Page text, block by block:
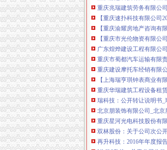
【重庆速扑科技有限公司
【重庆渝耀房地产咨询有
【重庆市光伦物资有限公
广东煌烨建设工程有限公
重庆市蜀都汽车运输有限
重庆建设摩托车经销有限
【上海瑞亨琪钟表商业有
重庆华瑞建筑工程设备租
瑞科技：公开转让说明书_
北京朋装饰有限公司_北京
重庆星河光电科技股份有
双林股份：关于公司次公
再升科技：2016年年度报
[收购]奥佳：关于公司收购